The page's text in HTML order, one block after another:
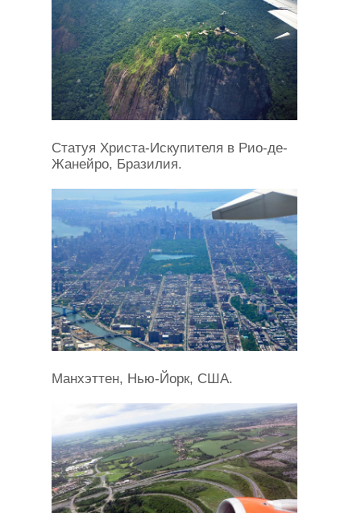
Статуя Христа-Искупителя в Рио-де-
Жанейро, Бразилия.
Манхэттен, Нью-Йорк, США.